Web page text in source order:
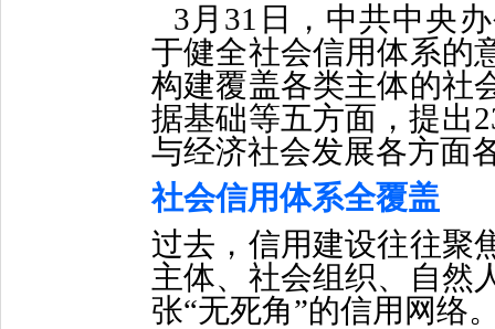
3月31日，中共中央
于健全社会信用体系的
构建覆盖各类主体的社
据基础等五方面，提出
与经济社会发展各方面
社会信用体系全覆盖
过去，信用建设往往聚
主体、社会组织、自然
张“无死角”的信用网络